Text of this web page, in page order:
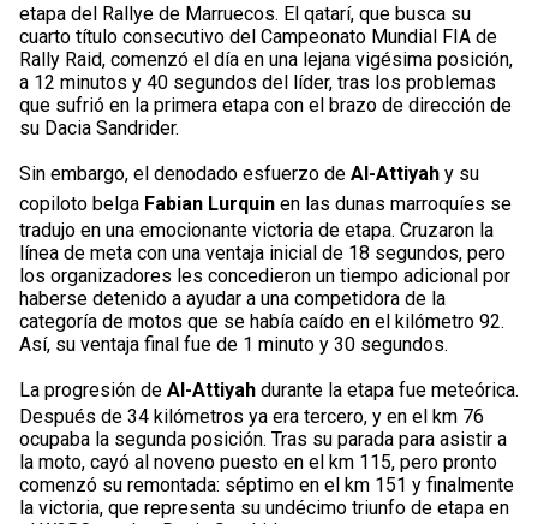
etapa del Rallye de Marruecos. El qatarí, que busca su
cuarto título consecutivo del Campeonato Mundial FIA de
Rally Raid, comenzó el día en una lejana vigésima posición,
a 12 minutos y 40 segundos del líder, tras los problemas
que sufrió en la primera etapa con el brazo de dirección de
su Dacia Sandrider.
Sin embargo, el denodado esfuerzo de Al-Attiyah y su
copiloto belga Fabian Lurquin en las dunas marroquíes se
tradujo en una emocionante victoria de etapa. Cruzaron la
línea de meta con una ventaja inicial de 18 segundos, pero
los organizadores les concedieron un tiempo adicional por
haberse detenido a ayudar a una competidora de la
categoría de motos que se había caído en el kilómetro 92.
Así, su ventaja final fue de 1 minuto y 30 segundos.
La progresión de Al-Attiyah durante la etapa fue meteórica.
Después de 34 kilómetros ya era tercero, y en el km 76
ocupaba la segunda posición. Tras su parada para asistir a
la moto, cayó al noveno puesto en el km 115, pero pronto
comenzó su remontada: séptimo en el km 151 y finalmente
la victoria, que representa su undécimo triunfo de etapa en